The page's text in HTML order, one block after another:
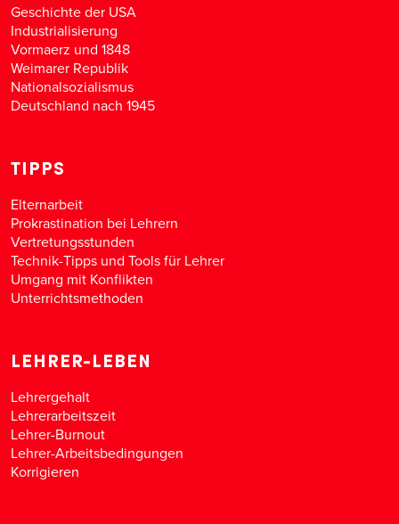
Geschichte der USA
Industrialisierung
Vormaerz und 1848
Weimarer Republik
Nationalsozialismus
Deutschland nach 1945
TIPPS
Elternarbeit
Prokrastination bei Lehrern
Vertretungsstunden
Technik-Tipps und Tools für Lehrer
Umgang mit Konflikten
Unterrichtsmethoden
LEHRER-LEBEN
Lehrergehalt
Lehrerarbeitszeit
Lehrer-Burnout
Lehrer-Arbeitsbedingungen
Korrigieren